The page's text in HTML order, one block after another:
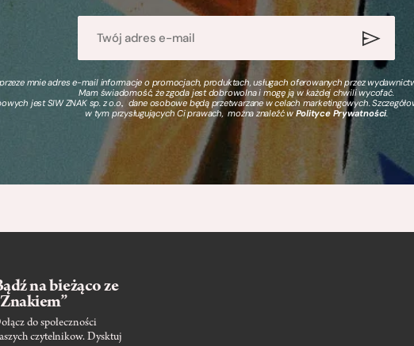
mnie adres e-mail informacje o promocjach, produktach, usługach oferowanych przez
Mam świadomość, że zgoda jest dobrowolna i mogę ją w każdej chwili wycofać.
jest SIW ZNAK sp. z o.o., dane osobowe będą przetwarzane w celach marketingowych.
w tym przysługujących Ci prawach, można znaleźć wPolityce Prywatności.
na bieżąco ze
do społeczności
czytelnikow. Dysktuj